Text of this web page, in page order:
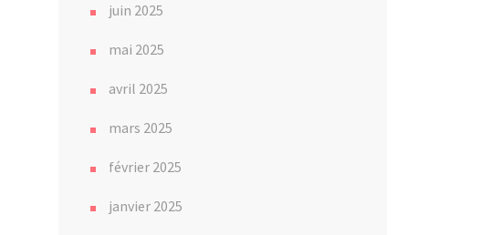
juin 2025
mai 2025
avril 2025
mars 2025
février 2025
janvier 2025